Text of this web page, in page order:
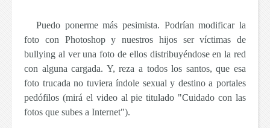
Puedo ponerme más pesimista. Podrían modificar la
foto con Photoshop y nuestros hijos ser víctimas de
bullying al ver una foto de ellos distribuyéndose en la red
con alguna cargada. Y, reza a todos los santos, que esa
foto trucada no tuviera índole sexual y destino a portales
pedófilos (mirá el video al pie titulado "Cuidado con las
fotos que subes a Internet").